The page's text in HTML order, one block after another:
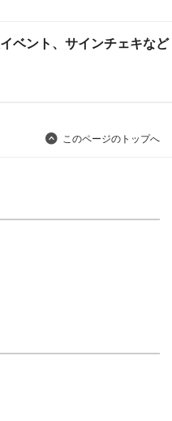
ベント、サインチェキなど
このページのトップへ